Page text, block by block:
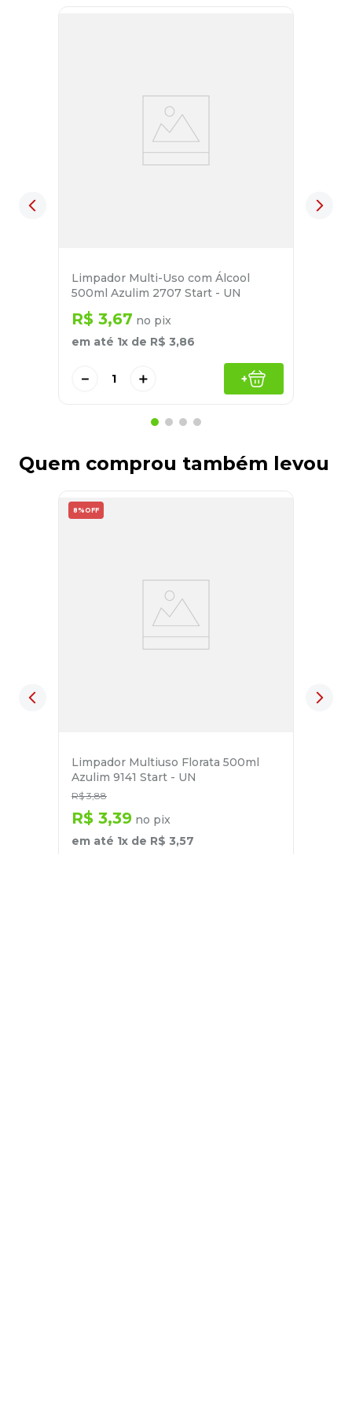
Limpador Multi-Uso com Álcool
500ml Azulim 2707 Start - UN
R$ 3,67 no pix
em até 1x de R$ 3,86
＋
－ +
Quem comprou também levou
8% OFF
Limpador Multiuso Florata 500ml
Azulim 9141 Start - UN
R$ 3,88
R$ 3,39 no pix
em até 1x de R$ 3,57